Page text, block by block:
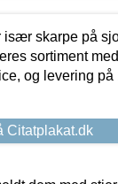
især skarpe på
sortiment
og levering
Citatplakat.dk